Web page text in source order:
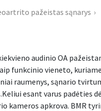
pažeistas sąnarys ›
audinio OA
funkcinio vieneto,
raumenys, sąnario
esant varus padėties
kameros apkrova. BMR